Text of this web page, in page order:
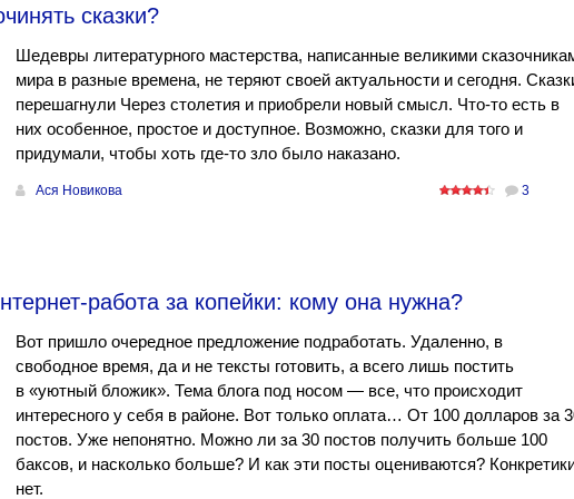
сказки?
Шедевры литературного мастерства, написанные великими
мира в разные времена, не теряют своей актуальности и сегодня.
перешагнули Через столетия и приобрели новый смысл. Что-то есть в
них особенное, простое и доступное. Возможно, сказки для того и
придумали, чтобы хоть где-то зло было наказано.
Ася Новикова 3
работа за копейки: кому она нужна?
Вот пришло очередное предложение подработать. Удаленно, в
свободное время, да и не тексты готовить, а всего лишь постить
в «уютный бложик». Тема блога под носом — все, что происходит
интересного у себя в районе. Вот только оплата… От 100 долларов за
постов. Уже непонятно. Можно ли за 30 постов получить больше 100
баксов, и насколько больше? И как эти посты оцениваются?
нет.